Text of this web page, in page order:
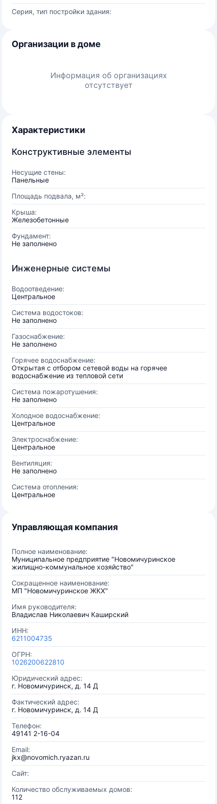
Серия, тип постройки здания:
Организации в доме
Информация об организациях
отсутствует
Характеристики
Конструктивные элементы
Несущие стены:
Панельные
Площадь подвала, м²:
Крыша:
Железобетонные
Фундамент:
Не заполнено
Инженерные системы
Водоотведение:
Центральное
Система водостоков:
Не заполнено
Газоснабжение:
Не заполнено
Горячее водоснабжение:
Открытая с отбором сетевой воды на горячее
водоснабжение из тепловой сети
Система пожаротушения:
Не заполнено
Холодное водоснабжение:
Центральное
Электроснабжение:
Центральное
Вентиляция:
Не заполнено
Система отопления:
Центральное
Управляющая компания
Полное наименование:
Муниципальное предприятие "Новомичуринское
жилищно-коммунальное хозяйство"
Сокращенное наименование:
МП "Новомичуринское ЖКХ"
Имя руководителя:
Владислав Николаевич Каширский
ИНН:
6211004735
ОГРН:
1026200622810
Юридический адрес:
г. Новомичуринск, д. 14 Д
Фактический адрес:
г. Новомичуринск, д. 14 Д
Телефон:
49141 2-16-04
Email:
jkx@novomich.ryazan.ru
Сайт:
Количество обслуживаемых домов:
112